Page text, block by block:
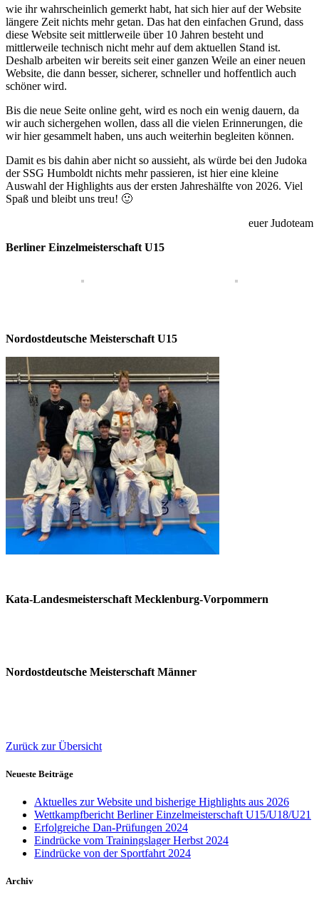
wie ihr wahrscheinlich gemerkt habt, hat sich hier auf der Website
längere Zeit nichts mehr getan. Das hat den einfachen Grund, dass
diese Website seit mittlerweile über 10 Jahren besteht und
mittlerweile technisch nicht mehr auf dem aktuellen Stand ist.
Deshalb arbeiten wir bereits seit einer ganzen Weile an einer neuen
Website, die dann besser, sicherer, schneller und hoffentlich auch
schöner wird.
Bis die neue Seite online geht, wird es noch ein wenig dauern, da
wir auch sichergehen wollen, dass all die vielen Erinnerungen, die
wir hier gesammelt haben, uns auch weiterhin begleiten können.
Damit es bis dahin aber nicht so aussieht, als würde bei den Judoka
der SSG Humboldt nichts mehr passieren, ist hier eine kleine
Auswahl der Highlights aus der ersten Jahreshälfte von 2026. Viel
Spaß und bleibt uns treu! 🙂
euer Judoteam
Berliner Einzelmeisterschaft U15
Nordostdeutsche Meisterschaft U15
Kata-Landesmeisterschaft Mecklenburg-Vorpommern
Nordostdeutsche Meisterschaft Männer
Zurück zur Übersicht
Neueste Beiträge
Aktuelles zur Website und bisherige Highlights aus 2026
Wettkampfbericht Berliner Einzelmeisterschaft U15/U18/U21
Erfolgreiche Dan-Prüfungen 2024
Eindrücke vom Trainingslager Herbst 2024
Eindrücke von der Sportfahrt 2024
Archiv